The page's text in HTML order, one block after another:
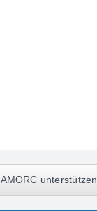
AMORC unterstützen